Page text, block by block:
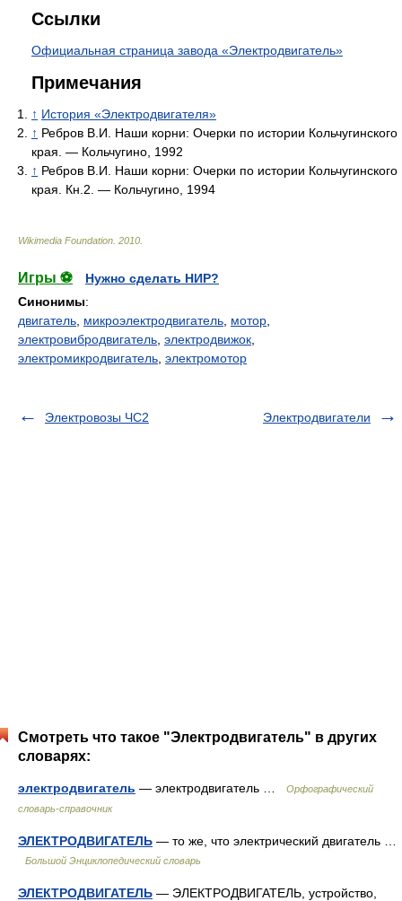
Ссылки
Официальная страница завода «Электродвигатель»
Примечания
↑ История «Электродвигателя»
↑ Ребров В.И. Наши корни: Очерки по истории Кольчугинского
края. — Кольчугино, 1992
↑ Ребров В.И. Наши корни: Очерки по истории Кольчугинского
края. Кн.2. — Кольчугино, 1994
Wikimedia Foundation 2010
Игры ⚽
Нужно сделать НИР?
Синонимы:
двигатель микроэлектродвигатель мотор
электровибродвигатель электродвижок
электромикродвигатель электромотор
Электровозы ЧС2 Электродвигатели
Смотреть что такое "Электродвигатель" в других
словарях:
электродвигатель — электродвигатель …
Орфографический
словарь-справочник
ЭЛЕКТРОДВИГАТЕЛЬ — то же, что электрический двигатель …
Большой Энциклопедический словарь
ЭЛЕКТРОДВИГАТЕЛЬ — ЭЛЕКТРОДВИГАТЕЛЬ, устройство,